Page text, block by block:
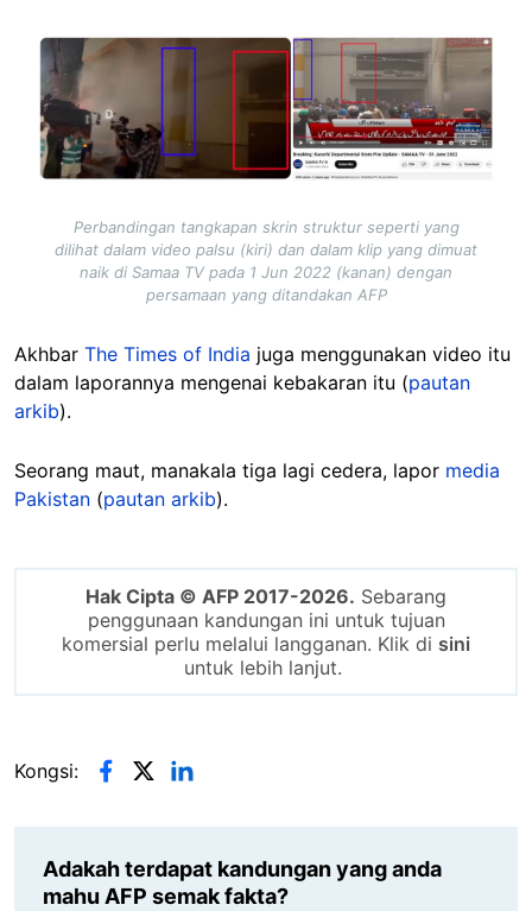
Image
Perbandingan tangkapan skrin struktur seperti yang
dilihat dalam video palsu (kiri) dan dalam klip yang dimuat
naik di Samaa TV pada 1 Jun 2022 (kanan) dengan
persamaan yang ditandakan AFP
Akhbar The Times of India juga menggunakan video itu
dalam laporannya mengenai kebakaran itu (pautan
arkib).
Seorang maut, manakala tiga lagi cedera, lapor media
Pakistan (pautan arkib).
Hak Cipta © AFP 2017-2026. Sebarang
penggunaan kandungan ini untuk tujuan
komersial perlu melalui langganan. Klik di sini
untuk lebih lanjut.
Kongsi:
Adakah terdapat kandungan yang anda
mahu AFP semak fakta?